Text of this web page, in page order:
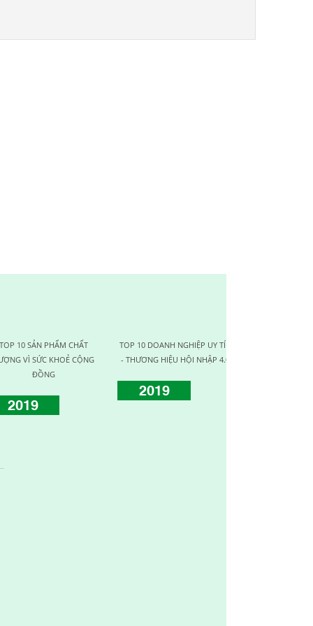
TOP 10 SẢN PHẨM CHẤT
VÌ SỨC KHOẺ CỘNG
ĐỒNG
2019
TOP 10 DOANH NGHIỆP UY TÍN
- THƯƠNG HIỆU HỘI NHẬP 4.0
2019